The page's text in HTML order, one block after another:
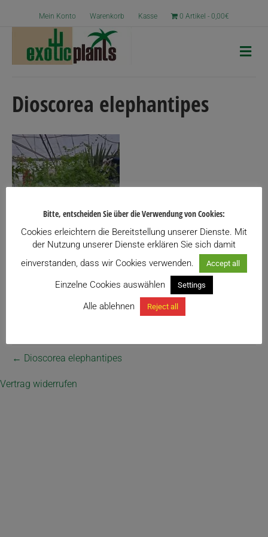
Mein Konto Warenkorb Kasse 0 Artikel 0,00€
N
a
Dioscorea elephantipes
← Dioscorea elephantipes
Vertrag widerrufen
Bitte, entscheiden Sie über die Verwendung von Cookies:
Cookies erleichtern die Bereitstellung unserer Dienste. Mit
der Nutzung unserer Dienste erklären Sie sich damit
einverstanden, dass wir Cookies verwenden.
Accept all
Einzelne Cookies auswählen Settings
Alle ablehnen Reject all